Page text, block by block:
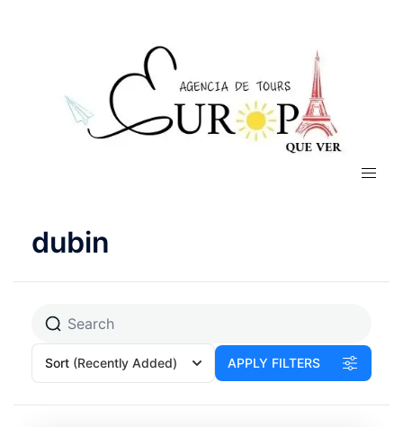
dubin
Sort (Recently Added) APPLY FILTERS